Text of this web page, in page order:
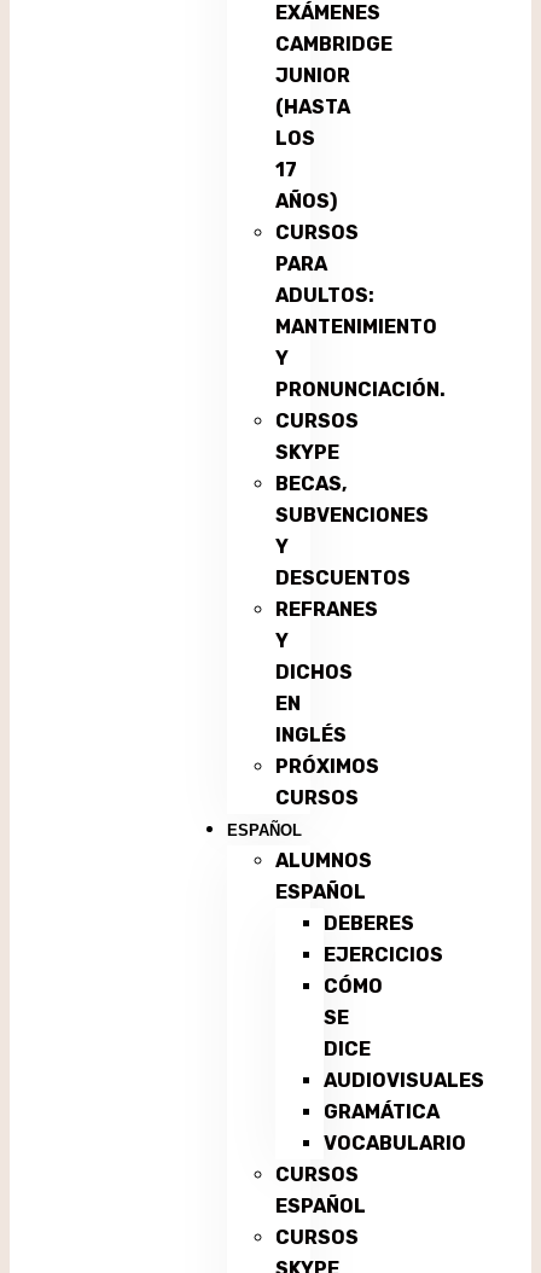
EXÁMENES
CAMBRIDGE
JUNIOR
(HASTA
LOS
17
AÑOS)
CURSOS
PARA
ADULTOS:
MANTENIMIENTO
Y
PRONUNCIACIÓN.
CURSOS
SKYPE
BECAS,
SUBVENCIONES
Y
DESCUENTOS
REFRANES
Y
DICHOS
EN
INGLÉS
PRÓXIMOS
CURSOS
ESPAÑOL
ALUMNOS
ESPAÑOL
DEBERES
EJERCICIOS
CÓMO
SE
DICE
AUDIOVISUALES
GRAMÁTICA
VOCABULARIO
CURSOS
ESPAÑOL
CURSOS